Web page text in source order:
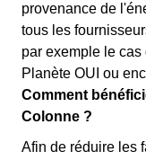
provenance de
tous les
par exemple le
Planète OUI ou
Comment
Colonne ?
Afin de réduire les